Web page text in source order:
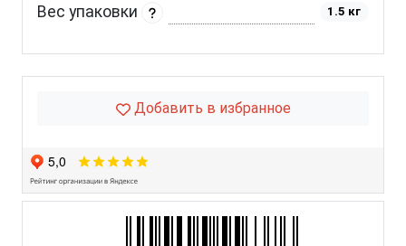
Вес упаковки 1.5 кг
Добавить в избранное